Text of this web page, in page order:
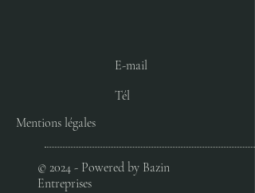
E-mail
Tél
Mentions légales
© 2024 - Powered by Bazin
Entreprises